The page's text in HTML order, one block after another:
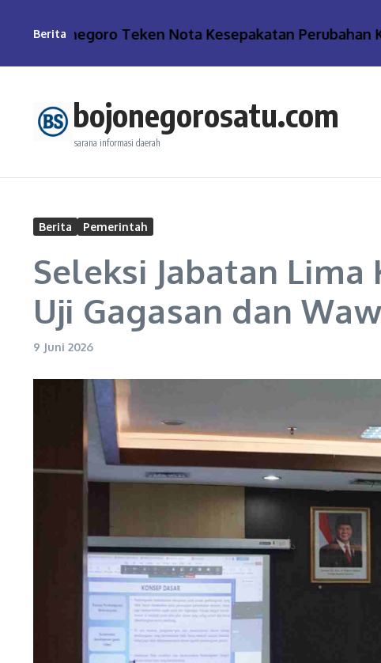
Berita
Bojonegoro Teken Nota Kesepakatan Perubahan
bojonegorosatu.com
sarana informasi daerah
Berita Pemerintah
Seleksi Jabatan
Uji Gagasan dan
9 Juni 2026